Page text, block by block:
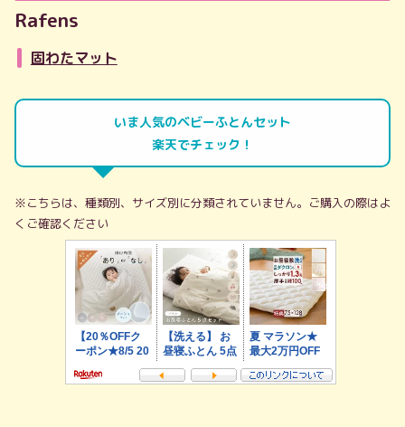
Rafens
固わたマット
いま人気のベビーふとんセット
楽天でチェック！
※こちらは、種類別、サイズ別に分類されていません。ご購入の際はよ
くご確認ください